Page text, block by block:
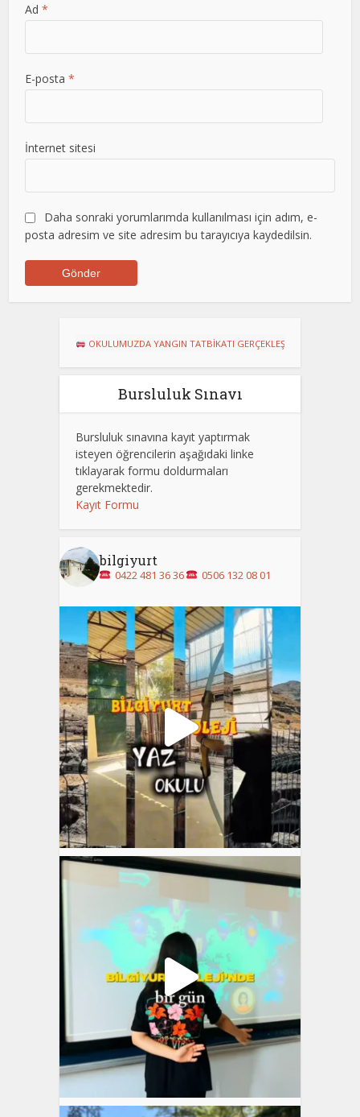
Ad*
E-posta*
İnternet sitesi
Daha sonraki yorumlarımda kullanılması için adım, e-
posta adresim ve site adresim bu tarayıcıya kaydedilsin.
OKULUMUZDA YANGIN TATBİKATI GERÇEKLEŞTİRİLDİ Dart Turnuvasında
Bursluluk Sınavı
Bursluluk sınavına kayıt yaptırmak
isteyen öğrencilerin aşağıdaki linke
tıklayarak formu doldurmaları
gerekmektedir.
Kayıt Formu
bilgiyurt
0422 481 36 36 0506 132 08 01